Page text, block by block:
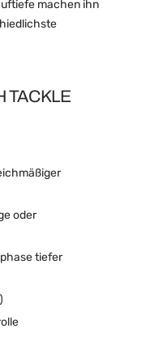
machen ihn
TACKLE
oder
tiefer